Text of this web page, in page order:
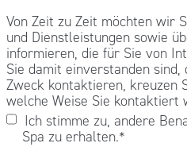
Von Zeit zu Zeit möchten wir
und Dienstleistungen sowie
informieren, die für Sie von
Sie damit einverstanden sind,
Zweck kontaktieren, kreuzen
welche Weise Sie kontaktiert
Ich stimme zu, andere
Spa zu erhalten.*